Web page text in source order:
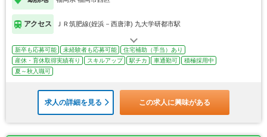
アクセス ＪＲ筑肥線(姪浜－西唐津) 九大学研都市駅
新卒も応募可能 未経験者も応募可能
住宅補助（手当）あり
産休・育休取得実績有り
スキルアップ 駅チカ 車通勤可
積極採用中
夏～秋入職可
求人の詳細を見る この求人に興味がある